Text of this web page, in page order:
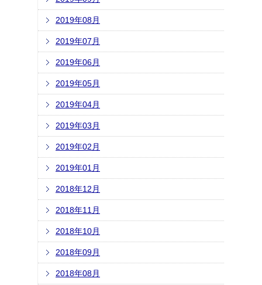
2019年08月
2019年07月
2019年06月
2019年05月
2019年04月
2019年03月
2019年02月
2019年01月
2018年12月
2018年11月
2018年10月
2018年09月
2018年08月